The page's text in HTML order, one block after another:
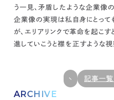
ARCHIVE
う一見、矛盾したような企業像
企業像の実現は私自身にとって
が、エリアリンクで革命を起こ
進していこうと襟を正すような視
記事一